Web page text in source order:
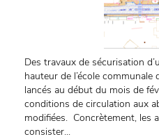
Des travaux de sécurisation
hauteur de l’école communale
lancés au début du mois de
conditions de circulation aux
modifiées. Concrètement, les
consister...